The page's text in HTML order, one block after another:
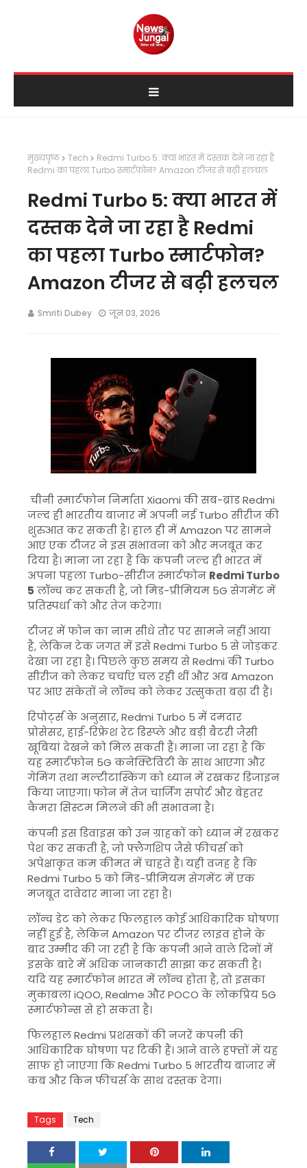
मुख्यपृष्ठ Tech
Redmi Turbo 5: क्या भारत में दस्तक देने जा रहा है
Redmi का पहला Turbo स्मार्टफोन? Amazon टीजर से बढ़ी हलचल
Redmi Turbo 5: क्या भारत में
दस्तक देने जा रहा है Redmi
का पहला Turbo स्मार्टफोन?
Amazon टीजर से बढ़ी हलचल
Smriti Dubey जून 03, 2026
चीनी स्मार्टफोन निर्माता Xiaomi की सब-ब्रांडRedmi
जल्द ही भारतीय बाजार में अपनी नई Turbo सीरीज की
शुरुआत कर सकती है। हाल ही में Amazon पर सामने
आए एक टीजर ने इस संभावना को और मजबूत कर
दिया है। माना जा रहा है कि कंपनी जल्द ही भारत में
अपना पहला Turbo-सीरीज स्मार्टफोन Redmi Turbo
5 लॉन्च कर सकती है, जो मिड-प्रीमियम 5G सेगमेंट में
प्रतिस्पर्धा को और तेज करेगा।
टीजर में फोन का नाम सीधे तौर पर सामने नहीं आया
है, लेकिन टेक जगत में इसे Redmi Turbo 5 से जोड़कर
देखा जा रहा है। पिछले कुछ समय से Redmi की Turbo
सीरीज को लेकर चर्चाएं चल रही थीं और अब Amazon
पर आए संकेतों ने लॉन्च को लेकर उत्सुकता बढ़ा दी है।
रिपोर्ट्स के अनुसार, Redmi Turbo 5 में दमदार
प्रोसेसर, हाई-रिफ्रेश रेट डिस्प्ले और बड़ी बैटरी जैसी
खूबियां देखने को मिल सकती हैं। माना जा रहा है कि
यह स्मार्टफोन 5G कनेक्टिविटी के साथ आएगा और
गेमिंग तथा मल्टीटास्किंग को ध्यान में रखकर डिजाइन
किया जाएगा। फोन में तेज चार्जिंग सपोर्ट और बेहतर
कैमरा सिस्टम मिलने की भी संभावना है।
कंपनी इस डिवाइस को उन ग्राहकों को ध्यान में रखकर
पेश कर सकती है, जो फ्लैगशिप जैसे फीचर्स को
अपेक्षाकृत कम कीमत में चाहते हैं। यही वजह है कि
Redmi Turbo 5 को मिड-प्रीमियम सेगमेंट में एक
मजबूत दावेदार माना जा रहा है।
लॉन्च डेट को लेकर फिलहाल कोई आधिकारिक घोषणा
नहीं हुई है, लेकिन Amazon पर टीजर लाइव होने के
बाद उम्मीद की जा रही है कि कंपनी आने वाले दिनों में
इसके बारे में अधिक जानकारी साझा कर सकती है।
यदि यह स्मार्टफोन भारत में लॉन्च होता है, तो इसका
मुकाबलाiQOO,Realme औरPOCO के लोकप्रिय 5G
स्मार्टफोन्स से हो सकता है।
फिलहाल Redmi प्रशंसकों की नजरें कंपनी की
आधिकारिक घोषणा पर टिकी हैं। आने वाले हफ्तों में यह
साफ हो जाएगा कि Redmi Turbo 5 भारतीय बाजार में
कब और किन फीचर्स के साथ दस्तक देगा।
Tags Tech